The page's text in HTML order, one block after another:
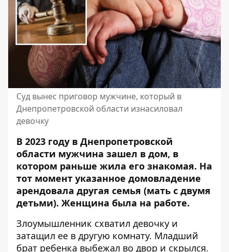
Суд вынес приговор мужчине, который в
Днепропетровской области изнасиловал
девочку
В 2023 году в Днепропетровской
области мужчина зашел в дом, в
котором раньше жила его знакомая. На
тот момент указанное домовладение
арендовала другая семья (мать с двумя
детьми). Женщина была на работе.
Злоумышленник схватил девочку и
затащил ее в другую комнату. Младший
брат ребенка выбежал во двор и скрылся.